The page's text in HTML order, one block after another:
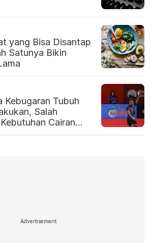
yang Bisa Disantap
Satunya Bikin
Kebugaran Tubuh
Salah
Cairan
Advertisement